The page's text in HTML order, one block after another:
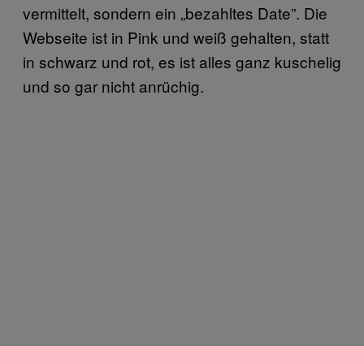
vermittelt, sondern ein „bezahltes Date”. Die
Webseite ist in Pink und weiß gehalten, statt
in schwarz und rot, es ist alles ganz kuschelig
und so gar nicht anrüchig.